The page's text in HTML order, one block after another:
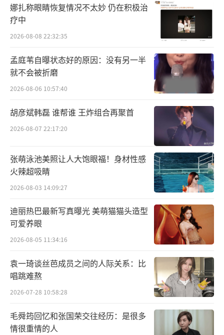
《玉》等中国风歌曲，融合中国古代传说、历
史故事，并加入古筝、葫芦丝、长笛、锣等中
国特有的乐器，更加突出了东西方文化元素的
融合与碰撞，用更世界、更潮流的语言去推广
中国文化。专辑《莲》在国外成绩斐然，上线
首周即登上53个国家和地区itunes专辑实时
榜，专辑同名歌曲《莲》mv在youtube上达千
万播放量。这些既是张艺兴对于继承和推广传
统文化的成果，更代表了当下年轻人强大的文
化自信。
不止在音乐创作上，在《这就是街舞3》中
张艺兴也提出了“国风舞蹈”的概念，贡献了
《饕餮》、《炎黄子孙》、《侠隐》、《丹
青》等精彩的国风舞台，令观众印象深刻。在
他的努力下，相信中国传统文化会以更契合时
代潮流的方式传播给更多人。
娜扎称眼睛恢复情况不太妙 仍在积极治
疗中
2026-08-08 22:32:35
孟庭苇自曝状态好的原因：没有另一半
就不会被折磨
2026-08-06 10:57:40
胡彦斌韩磊 谁帮谁 王炸组合再聚首
2026-08-07 22:17:20
张萌泳池美照让人大饱眼福！身材性感
火辣超吸睛
2026-08-03 14:09:27
迪丽热巴最新写真曝光 美萌猫猫头造型
可爱养眼
2026-08-05 11:34:16
袁一琦谈丝芭成员之间的人际关系：比
唱跳难熬
2026-07-28 10:58:28
毛舜筠回忆和张国荣交往经历：是很多
情很重情的人